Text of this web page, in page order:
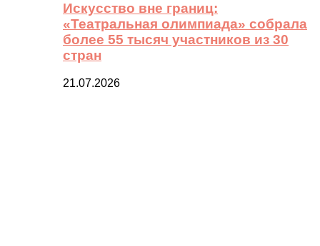
Искусство вне границ:
«Театральная олимпиада» собрала
более 55 тысяч участников из 30
стран
21.07.2026